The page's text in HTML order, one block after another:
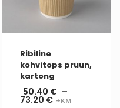
Ribiline
kohvitops pruun,
kartong
50.40 € –
73.20 €